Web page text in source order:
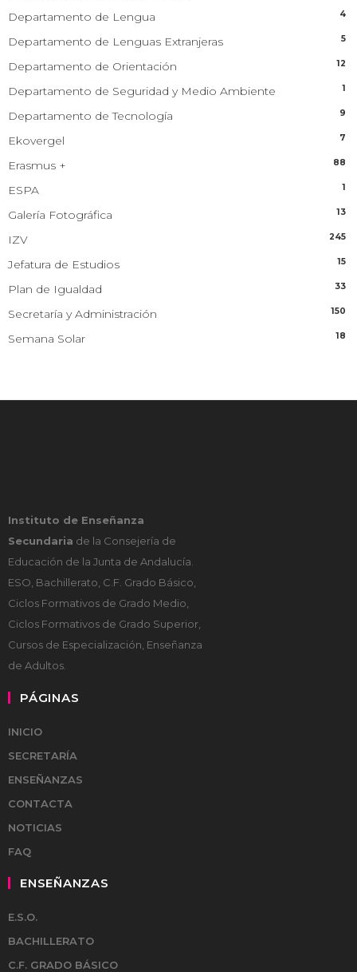
Departamento de Lengua 4
Departamento de Lenguas Extranjeras 5
Departamento de Orientación 12
Departamento de Seguridad y Medio Ambiente 1
Departamento de Tecnología 9
Ekovergel 7
Erasmus + 88
ESPA 1
Galería Fotográfica 13
IZV 245
Jefatura de Estudios 15
Plan de Igualdad 33
Secretaría y Administración 150
Semana Solar 18
Instituto de Enseñanza
Secundaria de la Consejería de
Educación de la Junta de Andalucía.
ESO, Bachillerato, C.F. Grado Básico,
Ciclos Formativos de Grado Medio,
Ciclos Formativos de Grado Superior,
Cursos de Especialización, Enseñanza
de Adultos.
PÁGINAS
INICIO
SECRETARÍA
ENSEÑANZAS
CONTACTA
NOTICIAS
FAQ
ENSEÑANZAS
E.S.O.
BACHILLERATO
C.F. GRADO BÁSICO